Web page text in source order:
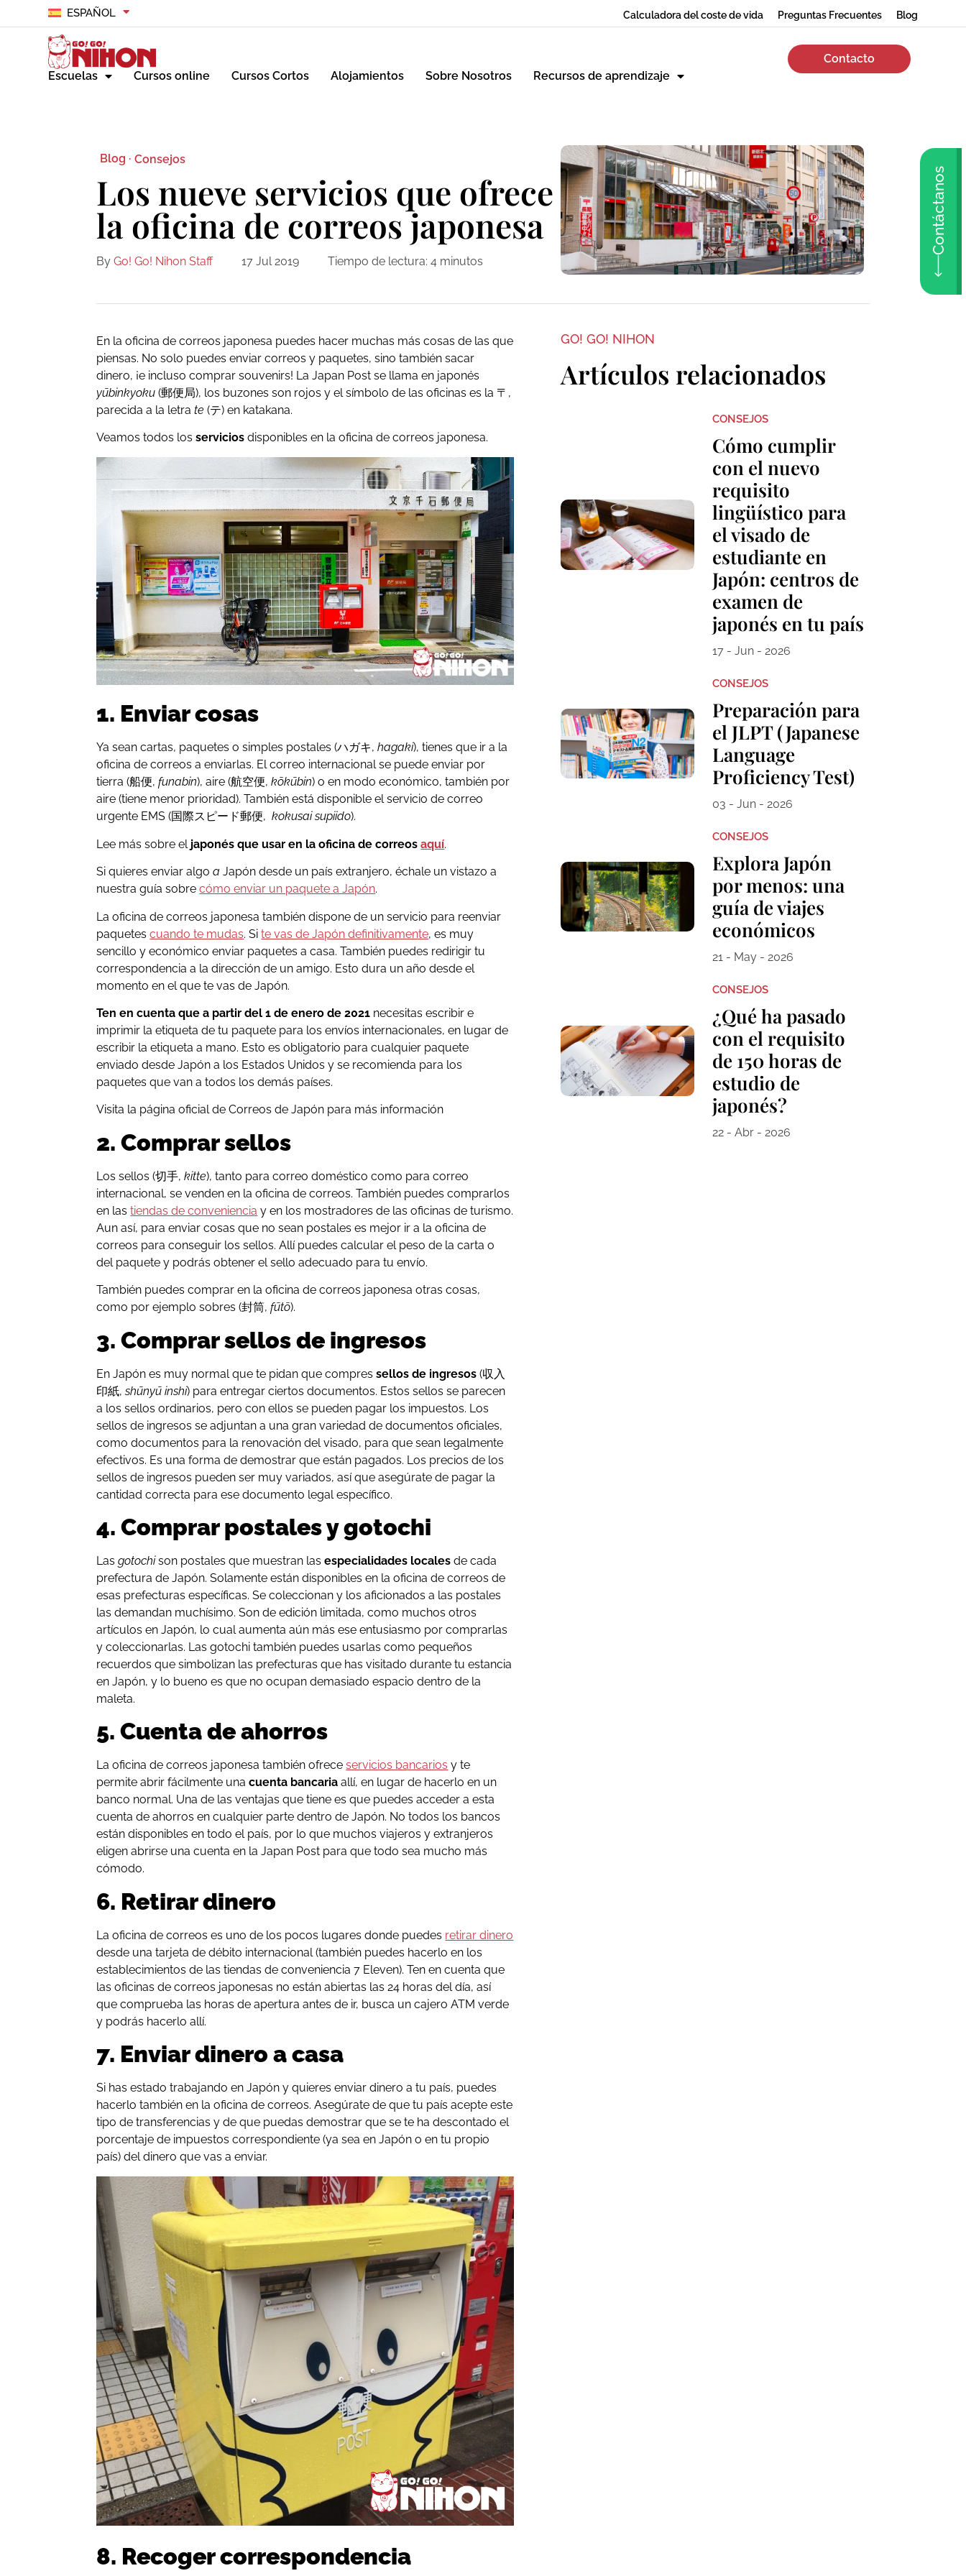
ESPAÑOL Calculadora del coste de vida Preguntas Frecuentes Blog
Escuelas Cursos online Cursos Cortos Alojamientos Sobre Nosotros Recursos de aprendizaje
Contacto
Contáctanos
Blog · Consejos
Los nueve servicios que ofrece
la oficina de correos japonesa
By Go! Go! Nihon Staff 17 Jul 2019 Tiempo de lectura: 4 minutos
En la oficina de correos japonesa puedes hacer muchas más cosas de las que
piensas. No solo puedes enviar correos y paquetes, sino también sacar
dinero, ¡e incluso comprar souvenirs! La Japan Post se llama en japonés
yūbinkyoku(郵便局), los buzones son rojos y el símbolo de las oficinas es la 〒,
parecida a la letrate (テ) en katakana.
Veamos todos losservicios disponibles en la oficina de correos japonesa.
1. Enviar cosas
Ya sean cartas, paquetes o simples postales (ハガキ,hagaki), tienes que ir a la
oficina de correos a enviarlas. El correo internacional se puede enviar por
tierra (船便,funabin), aire (航空便,kōkūbin) o en modo económico, también por
aire (tiene menor prioridad). También está disponible el servicio de correo
urgente EMS (国際スピード郵便,kokusai supiido).
Lee más sobre el japonés que usar en la oficina de correosaquí.
Si quieres enviar algoaJapón desde un país extranjero, échale un vistazo a
nuestra guía sobrecómo enviar un paquete a Japón.
La oficina de correos japonesa también dispone de un servicio para reenviar
paquetescuando te mudas. Site vas de Japón definitivamente, es muy
sencillo y económico enviar paquetes a casa. También puedes redirigir tu
correspondencia a la dirección de un amigo. Esto dura un año desde el
momento en el que te vas de Japón.
Ten en cuenta que a partir del 1 de enero de 2021 necesitas escribir e
imprimir la etiqueta de tu paquete para los envíos internacionales, en lugar de
escribir la etiqueta a mano. Esto es obligatorio para cualquier paquete
enviado desde Japón a los Estados Unidos y se recomienda para los
paquetes que van a todos los demás países.
Visita la página oficial de Correos de Japón para más información
2. Comprar sellos
Los sellos (切手,kitte), tanto para correo doméstico como para correo
internacional, se venden en la oficina de correos. También puedes comprarlos
en lastiendas de conveniencia y en los mostradores de las oficinas de turismo.
Aun así, para enviar cosas que no sean postales es mejor ir a la oficina de
correos para conseguir los sellos. Allí puedes calcular el peso de la carta o
del paquete y podrás obtener el sello adecuado para tu envío.
También puedes comprar en la oficina de correos japonesa otras cosas,
como por ejemplo sobres (封筒,fūtō).
3. Comprar sellos de ingresos
En Japón es muy normal que te pidan que compressellos de ingresos (収入
印紙,shūnyū inshi) para entregar ciertos documentos. Estos sellos se parecen
a los sellos ordinarios, pero con ellos se pueden pagar los impuestos. Los
sellos de ingresos se adjuntan a una gran variedad de documentos oficiales,
como documentos para la renovación del visado, para que sean legalmente
efectivos. Es una forma de demostrar que están pagados. Los precios de los
sellos de ingresos pueden ser muy variados, así que asegúrate de pagar la
cantidad correcta para ese documento legal específico.
4. Comprar postales y gotochi
Lasgotochison postales que muestran lasespecialidades locales de cada
prefectura de Japón. Solamente están disponibles en la oficina de correos de
esas prefecturas específicas. Se coleccionan y los aficionados a las postales
las demandan muchísimo. Son de edición limitada, como muchos otros
artículos en Japón, lo cual aumenta aún más ese entusiasmo por comprarlas
y coleccionarlas. Las gotochi también puedes usarlas como pequeños
recuerdos que simbolizan las prefecturas que has visitado durante tu estancia
en Japón, y lo bueno es que no ocupan demasiado espacio dentro de la
maleta.
5. Cuenta de ahorros
La oficina de correos japonesa también ofreceservicios bancarios y te
permite abrir fácilmente unacuenta bancaria allí, en lugar de hacerlo en un
banco normal. Una de las ventajas que tiene es que puedes acceder a esta
cuenta de ahorros en cualquier parte dentro de Japón. No todos los bancos
están disponibles en todo el país, por lo que muchos viajeros y extranjeros
eligen abrirse una cuenta en la Japan Post para que todo sea mucho más
cómodo.
6. Retirar dinero
La oficina de correos es uno de los pocos lugares donde puedes retirar dinero
desde una tarjeta de débito internacional (también puedes hacerlo en los
establecimientos de las tiendas de conveniencia 7 Eleven). Ten en cuenta que
las oficinas de correos japonesas no están abiertas las 24 horas del día, así
que comprueba las horas de apertura antes de ir, busca un cajero ATM verde
y podrás hacerlo allí.
7. Enviar dinero a casa
Si has estado trabajando en Japón y quieres enviar dinero a tu país, puedes
hacerlo también en la oficina de correos. Asegúrate de que tu país acepte este
tipo de transferencias y de que puedas demostrar que se te ha descontado el
porcentaje de impuestos correspondiente (ya sea en Japón o en tu propio
país) del dinero que vas a enviar.
8. Recoger correspondencia
GO! GO! NIHON
Artículos relacionados
CONSEJOS
Cómo cumplir
con el nuevo
requisito
lingüístico para
el visado de
estudiante en
Japón: centros de
examen de
japonés en tu país
17 - Jun - 2026
CONSEJOS
Preparación para
el JLPT (Japanese
Language
Proficiency Test)
03 - Jun - 2026
CONSEJOS
Explora Japón
por menos: una
guía de viajes
económicos
21 - May - 2026
CONSEJOS
¿Qué ha pasado
con el requisito
de 150 horas de
estudio de
japonés?
22 - Abr - 2026